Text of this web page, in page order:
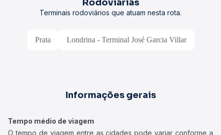
Rodoviárias
Terminais rodoviários que atuam nesta rota.
Prata Londrina - Terminal José Garcia Villar
Informações gerais
Tempo médio de viagem
O tempo de viagem entre as cidades pode variar conforme a